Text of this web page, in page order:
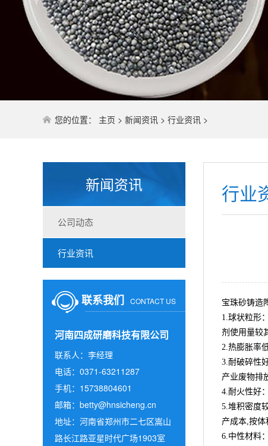
您的位置： 主页 > 新闻资讯 > 行业资讯 >
新闻资讯
公司动态
行业资讯
联系我们 CONTACT US
河南四成研磨科技有限公司
联系人：李经理
电话：0371-63211287
手机：15738804601
邮箱： betty@hnsicheng.cn
地址：河南省郑州市二七区嵩山
路长江路亚星时代广场1903室
行业
宝珠砂铸造
1.球状粒形
剂使用量较
2.热膨胀率
3.耐破碎性
产业废物排
4.耐火性好
5.堆积密度
产成本,按体
6.中性材料